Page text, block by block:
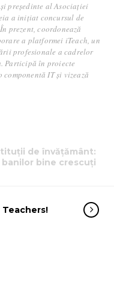
președinte al Asociației
a inițiat concursul de
prezent, coordonează
a platformei iTeach, un
profesionale a cadrelor
Participă în proiecte
IT și vizează
de învățământ:
banilor bine crescuți